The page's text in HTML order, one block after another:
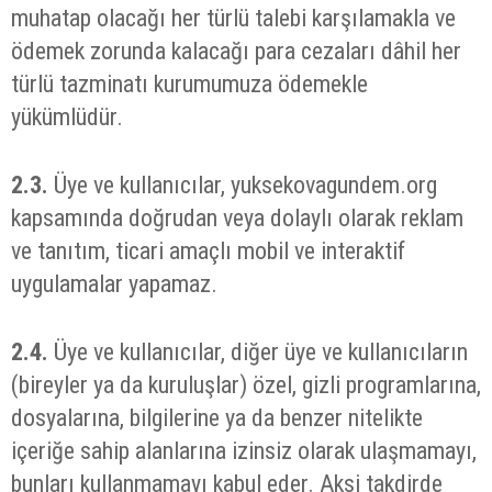
muhatap olacağı her türlü talebi karşılamakla ve
ödemek zorunda kalacağı para cezaları dâhil her
türlü tazminatı kurumumuza ödemekle
yükümlüdür.
2.3. Üye ve kullanıcılar, yuksekovagundem.org
kapsamında doğrudan veya dolaylı olarak reklam
ve tanıtım, ticari amaçlı mobil ve interaktif
uygulamalar yapamaz.
2.4. Üye ve kullanıcılar, diğer üye ve kullanıcıların
(bireyler ya da kuruluşlar) özel, gizli programlarına,
dosyalarına, bilgilerine ya da benzer nitelikte
içeriğe sahip alanlarına izinsiz olarak ulaşmamayı,
bunları kullanmamayı kabul eder. Aksi takdirde